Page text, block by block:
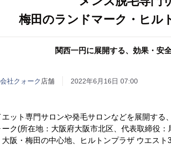
梅田のランドマーク・ヒル
関西一円に展開する、効果・安
社クォーク 店舗 2022年6月16日 07:00
エット専門サロンや発毛サロンなどを展開す
ーク(所在地：大阪府大阪市北区、代表取締役
大阪・梅田の中心地、ヒルトンプラザ ウエス